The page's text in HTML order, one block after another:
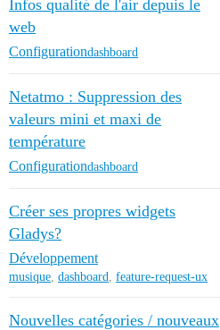
Infos qualité de l'air depuis le
web
Configurationdashboard
Netatmo : Suppression des
valeurs mini et maxi de
température
Configurationdashboard
Créer ses propres widgets
Gladys?
Développement
musique, dashboard, feature-request-ux
Nouvelles catégories / nouveaux